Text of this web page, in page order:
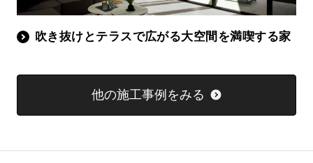
吹き抜けとテラスで広がる大空間を満喫する家
他の施工事例をみる